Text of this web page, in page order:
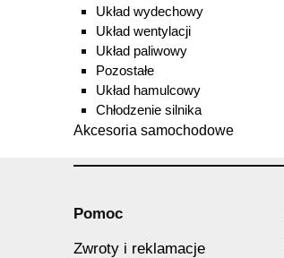
Układ wydechowy
Układ wentylacji
Układ paliwowy
Pozostałe
Układ hamulcowy
Chłodzenie silnika
Akcesoria samochodowe
Pomoc
Zwroty i reklamacje